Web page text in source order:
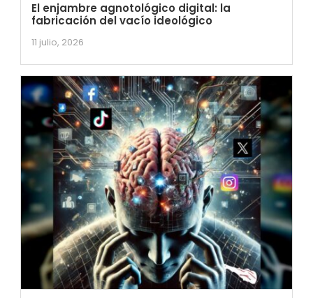
El enjambre agnotológico digital: la
fabricación del vacío ideológico
11 julio, 2026